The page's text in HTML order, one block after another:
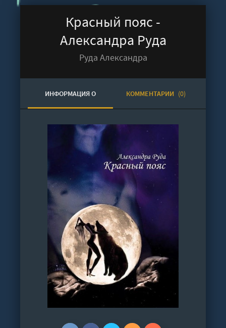
Красный пояс -
Александра Руда
Руда Александра
ИНФОРМАЦИЯ О
АУДИОКНИГЕ
КОММЕНТАРИИ (0)